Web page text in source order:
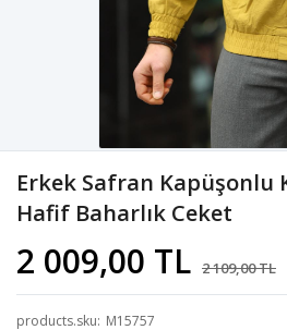
Erkek Safran Kapüşonlu
Hafif Baharlık Ceket
2 009,00 TL 2 109,00 TL
products.sku M15757